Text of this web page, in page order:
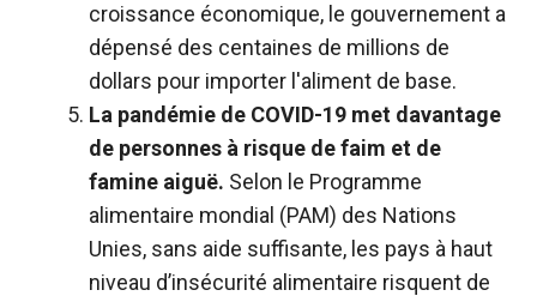
croissance économique, le gouvernement a
dépensé des centaines de millions de
dollars pour importer l'aliment de base.
La pandémie de COVID-19 met davantage
de personnes à risque de faim et de
famine aiguë. Selon le Programme
alimentaire mondial (PAM) des Nations
Unies, sans aide suffisante, les pays à haut
niveau d’insécurité alimentaire risquent de